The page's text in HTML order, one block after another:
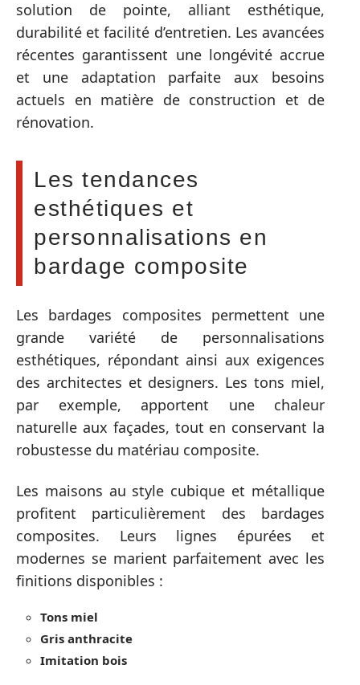
solution de pointe, alliant esthétique,
durabilité et facilité d’entretien. Les avancées
récentes garantissent une longévité accrue
et une adaptation parfaite aux besoins
actuels en matière de construction et de
rénovation.
Les tendances
esthétiques et
personnalisations en
bardage composite
Les bardages composites permettent une
grande variété de personnalisations
esthétiques, répondant ainsi aux exigences
des architectes et designers. Les tons miel,
par exemple, apportent une chaleur
naturelle aux façades, tout en conservant la
robustesse du matériau composite.
Les maisons au style cubique et métallique
profitent particulièrement des bardages
composites. Leurs lignes épurées et
modernes se marient parfaitement avec les
finitions disponibles :
Tons miel
Gris anthracite
Imitation bois